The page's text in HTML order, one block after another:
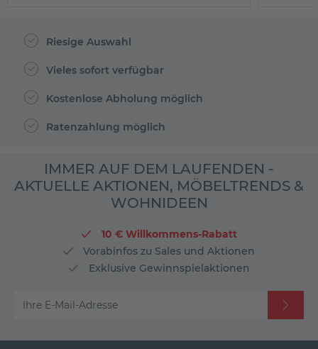
Riesige Auswahl
Vieles sofort verfügbar
Kostenlose Abholung möglich
Ratenzahlung möglich
IMMER AUF DEM LAUFENDEN -
AKTUELLE AKTIONEN, MÖBELTRENDS &
WOHNIDEEN
10 € Willkommens-Rabatt
Vorabinfos zu Sales und Aktionen
Exklusive Gewinnspielaktionen
Ihre E-Mail-Adresse